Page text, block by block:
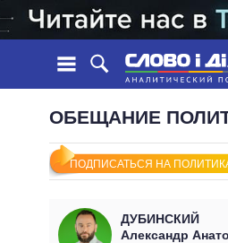
ЛЕНТА
СОБЫТИЯ
СТАТЬИ
МНЕНИЯ
ВСЕ ПОЛИТИКИ
ОБЕЩАНИЕ
ПОДПИСАТЬСЯ НА
ДУБИНСКИЙ
Александр